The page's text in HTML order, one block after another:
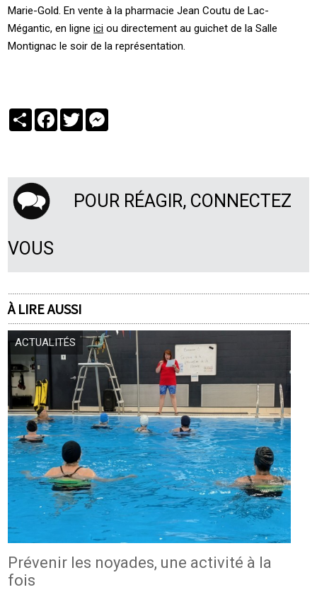
Marie-Gold. En vente à la pharmacie Jean Coutu de Lac-
Mégantic, en ligneici ou directement au guichet de la Salle
Montignac le soir de la représentation.
PartagerFacebook
Twitter
POUR RÉAGIR, CONNECTEZ
VOUS
À LIRE AUSSI
ACTUALITÉS
Prévenir les noyades, une activité à la
fois